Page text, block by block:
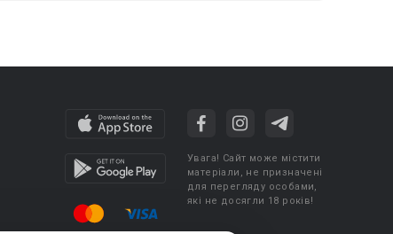
Увага! Сайт може містити
матеріали, не призначені
для перегляду особами,
які не досягли 18 років!